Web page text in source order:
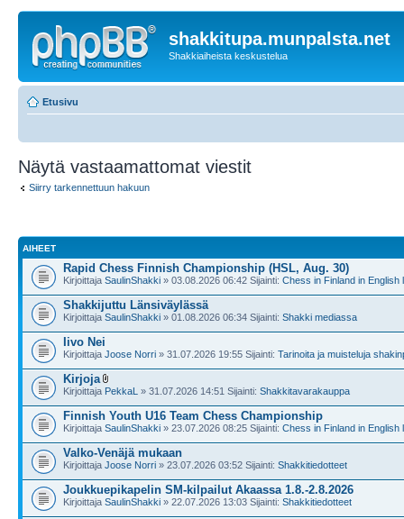
shakkitupa.munpalsta.net
Shakkiaiheista keskustelua
Etusivu
Näytä vastaamattomat viestit
Siirry tarkennettuun hakuun
AIHEET
Rapid Chess Finnish Championship (HSL, Aug. 30)
Kirjoittaja SaulinShakki » 03.08.2026 06:42 Sijainti: Chess in Finland in English
Shakkijuttu Länsiväylässä
Kirjoittaja SaulinShakki » 01.08.2026 06:34 Sijainti: Shakki mediassa
Iivo Nei
Kirjoittaja Joose Norri » 31.07.2026 19:55 Sijainti: Tarinoita ja muisteluja
Kirjoja
Kirjoittaja PekkaL » 31.07.2026 14:51 Sijainti: Shakkitavarakauppa
Finnish Youth U16 Team Chess Championship
Kirjoittaja SaulinShakki » 23.07.2026 08:25 Sijainti: Chess in Finland in English
Valko-Venäjä mukaan
Kirjoittaja Joose Norri » 23.07.2026 03:52 Sijainti: Shakkitiedotteet
Joukkuepikapelin SM-kilpailut Akaassa 1.8.-2.8.2026
Kirjoittaja SaulinShakki » 22.07.2026 13:03 Sijainti: Shakkitiedotteet